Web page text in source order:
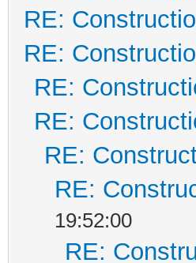
RE:
RE:
RE:
RE:
RE:
RE:
19:52:00
RE: